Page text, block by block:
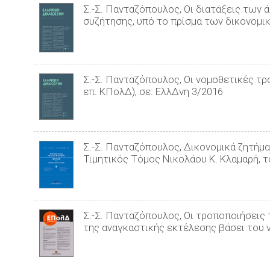
Σ.-Σ. Πανταζόπουλος, Οι διατάξεις των
συζήτησης, υπό το πρίσμα των
Σ.-Σ. Πανταζόπουλος, Οι νομοθετικές
επ. ΚΠολΔ), σε: ΕλλΔνη 3/2016
Σ.-Σ. Πανταζόπουλος, Δικονομικά
Τιμητικός Τόμος Νικολάου Κ. Κλαμαρή,
Σ.-Σ. Πανταζόπουλος, Οι τροποποιήσεις
της αναγκαστικής εκτέλεσης βάσει